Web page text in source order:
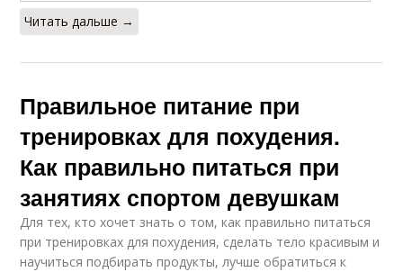
Читать дальше →
Правильное питание при
тренировках для похудения.
Как правильно питаться при
занятиях спортом девушкам
Для тех, кто хочет знать о том, как правильно питаться
при тренировках для похудения, сделать тело красивым и
научиться подбирать продукты, лучше обратиться к